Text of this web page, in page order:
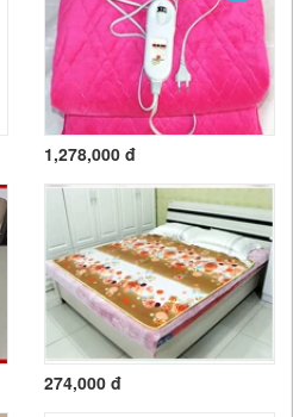
1,278,000 đ
274,000 đ